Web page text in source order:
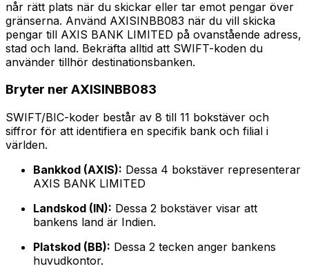
når rätt plats när du skickar eller tar emot pengar över
gränserna. Använd AXISINBB083 när du vill skicka
pengar till AXIS BANK LIMITED på ovanstående adress,
stad och land. Bekräfta alltid att SWIFT-koden du
använder tillhör destinationsbanken.
Bryter ner AXISINBB083
SWIFT/BIC-koder består av 8 till 11 bokstäver och
siffror för att identifiera en specifik bank och filial i
världen.
Bankkod (AXIS): Dessa 4 bokstäver representerar
AXIS BANK LIMITED
Landskod (IN): Dessa 2 bokstäver visar att
bankens land är Indien.
Platskod (BB): Dessa 2 tecken anger bankens
huvudkontor.